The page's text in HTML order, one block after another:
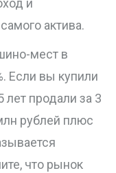
и
актива.
мест в
Если вы купили
лет продали за 3
рублей плюс
что рынок